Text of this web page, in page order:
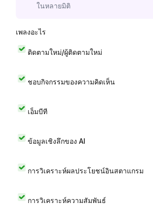
ในหลายมิติ
เพลงอะไร
ติดตามใหม่/ผู้ติดตามใหม่
ชอบกิจกรรมของความคิดเห็น
เอ็มบีที
ข้อมูลเชิงลึกของ AI
การวิเคราะห์ผลประโยชน์อินสตาแกรม
การวิเคราะห์ความสัมพันธ์